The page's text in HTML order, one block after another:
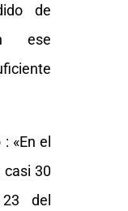
de
ese
«En el
casi 30
del